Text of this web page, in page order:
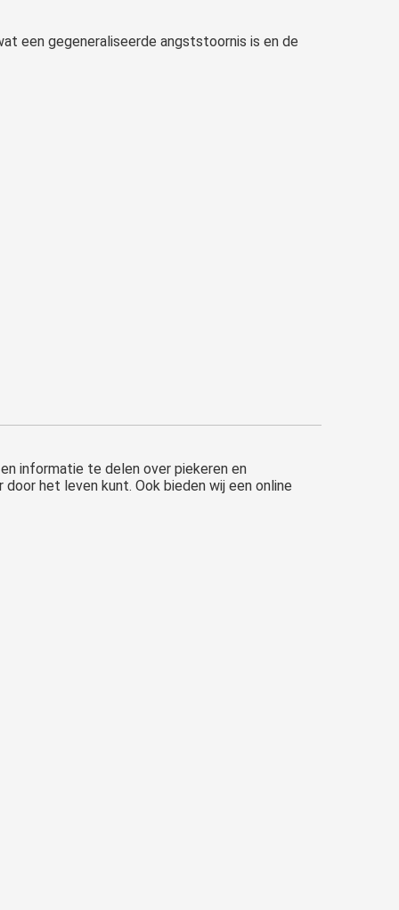
een gegeneraliseerde angststoornis is en de
informatie te delen over piekeren en
het leven kunt. Ook bieden wij een online